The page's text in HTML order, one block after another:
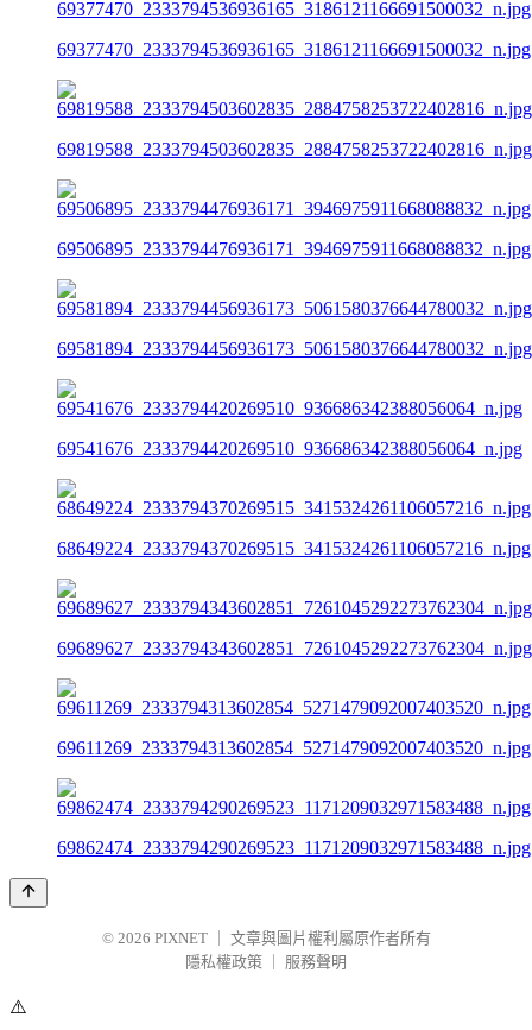
69377470_2333794536936165_3186121166691500032_n.jpg
69819588_2333794503602835_2884758253722402816_n.jpg
69506895_2333794476936171_3946975911668088832_n.jpg
69581894_2333794456936173_5061580376644780032_n.jpg
69541676_2333794420269510_936686342388056064_n.jpg
68649224_2333794370269515_3415324261106057216_n.jpg
69689627_2333794343602851_7261045292273762304_n.jpg
69611269_2333794313602854_5271479092007403520_n.jpg
69862474_2333794290269523_1171209032971583488_n.jpg
© 2026 PIXNET
文章與圖片權利屬原作者所有
隱私權政策
服務聲明
⚠️